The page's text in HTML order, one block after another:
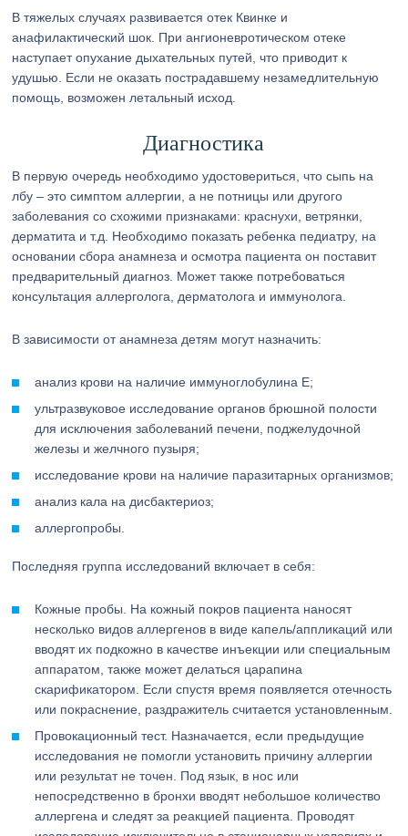
В тяжелых случаях развивается отек Квинке и
анафилактический шок. При ангионевротическом отеке
наступает опухание дыхательных путей, что приводит к
удушью. Если не оказать пострадавшему незамедлительную
помощь, возможен летальный исход.
Диагностика
В первую очередь необходимо удостовериться, что сыпь на
лбу – это симптом аллергии, а не потницы или другого
заболевания со схожими признаками: краснухи, ветрянки,
дерматита и т.д. Необходимо показать ребенка педиатру, на
основании сбора анамнеза и осмотра пациента он поставит
предварительный диагноз. Может также потребоваться
консультация аллерголога, дерматолога и иммунолога.
В зависимости от анамнеза детям могут назначить:
анализ крови на наличие иммуноглобулина Е;
ультразвуковое исследование органов брюшной полости
для исключения заболеваний печени, поджелудочной
железы и желчного пузыря;
исследование крови на наличие паразитарных организмов;
анализ кала на дисбактериоз;
аллергопробы.
Последняя группа исследований включает в себя:
Кожные пробы. На кожный покров пациента наносят
несколько видов аллергенов в виде капель/аппликаций или
вводят их подкожно в качестве инъекции или специальным
аппаратом, также может делаться царапина
скарификатором. Если спустя время появляется отечность
или покраснение, раздражитель считается установленным.
Провокационный тест. Назначается, если предыдущие
исследования не помогли установить причину аллергии
или результат не точен. Под язык, в нос или
непосредственно в бронхи вводят небольшое количество
аллергена и следят за реакцией пациента. Проводят